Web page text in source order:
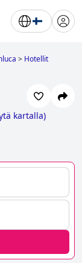
> Hotellit
kartalla)